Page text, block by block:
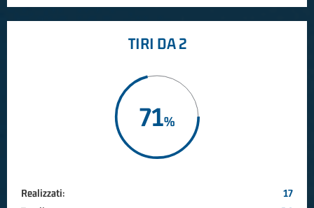
TIRI DA 2
71
Realizzati:
17